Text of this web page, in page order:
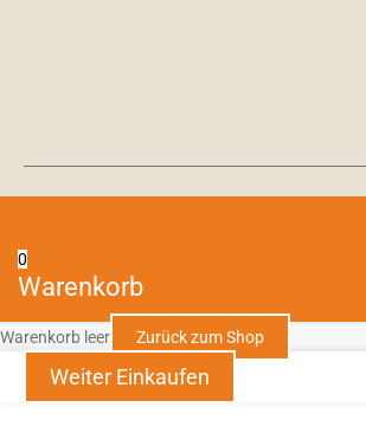
0
Warenkorb
Warenkorb leer Zurück zum Shop
Weiter Einkaufen